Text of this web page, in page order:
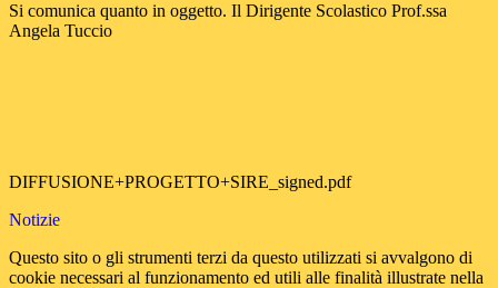
Si comunica quanto in oggetto. Il Dirigente Scolastico Prof.ssa
Angela Tuccio
DIFFUSIONE+PROGETTO+SIRE_signed.pdf
Notizie
Questo sito o gli strumenti terzi da questo utilizzati si avvalgono di
cookie necessari al funzionamento ed utili alle finalità illustrate nella